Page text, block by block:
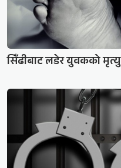
सिँढीबाट लडेर युवकको मृत्यु